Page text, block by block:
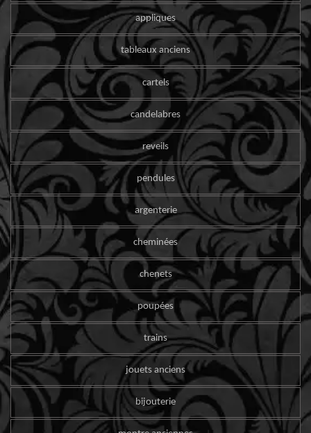
appliques
tableaux anciens
cartels
candelabres
reveils
pendules
argenterie
cheminées
chenets
poupées
trains
jouets anciens
bijouterie